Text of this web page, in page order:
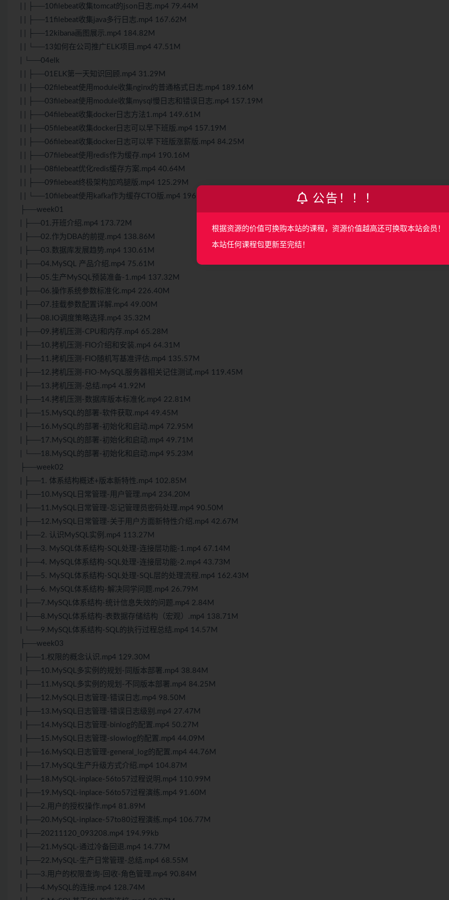
| | ├──10filebeat收集tomcat的json日志.mp4 79.44M
| | ├──11filebeat收集java多行日志.mp4 167.62M
| | ├──12kibana画图展示.mp4 184.82M
| | └──13如何在公司推广ELK项目.mp4 47.51M
| └──04elk
| | ├──01ELK第一天知识回顾.mp4 31.29M
| | ├──02filebeat使用module收集nginx的普通格式日志.mp4 189.16M
| | ├──03filebeat使用module收集mysql慢日志和错误日志.mp4 157.19M
| | ├──04filebeat收集docker日志方法1.mp4 149.61M
| | ├──05filebeat收集docker日志可以早下班版.mp4 157.19M
| | ├──06filebeat收集docker日志可以早下班版涨薪版.mp4 84.25M
| | ├──07filebeat使用redis作为缓存.mp4 190.16M
| | ├──08filebeat优化redis缓存方案.mp4 40.64M
| | ├──09filebeat终极架构加鸡腿版.mp4 125.29M
| | └──10filebeat使用kafka作为缓存CTO版.mp4 196.47M
├──week01
| ├──01.开班介绍.mp4 173.72M
| ├──02.作为DBA的前提.mp4 138.86M
| ├──03.数据库发展趋势.mp4 130.61M
| ├──04.MySQL 产品介绍.mp4 75.61M
| ├──05.生产MySQL预装准备-1.mp4 137.32M
| ├──06.操作系统参数标准化.mp4 226.40M
| ├──07.挂载参数配置详解.mp4 49.00M
| ├──08.IO调度策略选择.mp4 35.32M
| ├──09.拷机压测-CPU和内存.mp4 65.28M
| ├──10.拷机压测-FIO介绍和安装.mp4 64.31M
| ├──11.拷机压测-FIO随机写基准评估.mp4 135.57M
| ├──12.拷机压测-FIO-MySQL服务器相关记住测试.mp4 119.45M
| ├──13.拷机压测-总结.mp4 41.92M
| ├──14.拷机压测-数据库版本标准化.mp4 22.81M
| ├──15.MySQL的部署-软件获取.mp4 49.45M
| ├──16.MySQL的部署-初始化和启动.mp4 72.95M
| ├──17.MySQL的部署-初始化和启动.mp4 49.71M
| └──18.MySQL的部署-初始化和启动.mp4 95.23M
├──week02
| ├──1. 体系结构概述+版本新特性.mp4 102.85M
| ├──10.MySQL日常管理-用户管理.mp4 234.20M
| ├──11.MySQL日常管理-忘记管理员密码处理.mp4 90.50M
| ├──12.MySQL日常管理-关于用户方面新特性介绍.mp4 42.67M
| ├──2. 认识MySQL实例.mp4 113.27M
| ├──3. MySQL体系结构-SQL处理-连接层功能-1.mp4 67.14M
| ├──4. MySQL体系结构-SQL处理-连接层功能-2.mp4 43.73M
| ├──5. MySQL体系结构-SQL处理-SQL层的处理流程.mp4 162.43M
| ├──6. MySQL体系结构-解决同学问题.mp4 26.79M
| ├──7.MySQL体系结构-统计信息失效的问题.mp4 2.84M
| ├──8.MySQL体系结构-表数据存储结构（宏观）.mp4 138.71M
| └──9.MySQL体系结构-SQL的执行过程总结.mp4 14.57M
├──week03
| ├──1.权限的概念认识.mp4 129.30M
| ├──10.MySQL多实例的规划-同版本部署.mp4 38.84M
| ├──11.MySQL多实例的规划-不同版本部署.mp4 84.25M
| ├──12.MySQL日志管理-错误日志.mp4 98.50M
| ├──13.MySQL日志管理-错误日志级别.mp4 27.47M
| ├──14.MySQL日志管理-binlog的配置.mp4 50.27M
| ├──15.MySQL日志管理-slowlog的配置.mp4 44.09M
| ├──16.MySQL日志管理-general_log的配置.mp4 44.76M
| ├──17.MySQL生产升级方式介绍.mp4 104.87M
| ├──18.MySQL-inplace-56to57过程说明.mp4 110.99M
| ├──19.MySQL-inplace-56to57过程演练.mp4 91.60M
| ├──2.用户的授权操作.mp4 81.89M
| ├──20.MySQL-inplace-57to80过程演练.mp4 106.77M
| ├──20211120_093208.mp4 194.99kb
| ├──21.MySQL-通过冷备回退.mp4 14.77M
| ├──22.MySQL-生产日常管理-总结.mp4 68.55M
| ├──3.用户的权限查询-回收-角色管理.mp4 90.84M
| ├──4.MySQL的连接.mp4 128.74M
公告！！！
根据资源的价值可换购本站的课程，资源价值越高还可换取本站会员！
本站任何课程包更新至完结！